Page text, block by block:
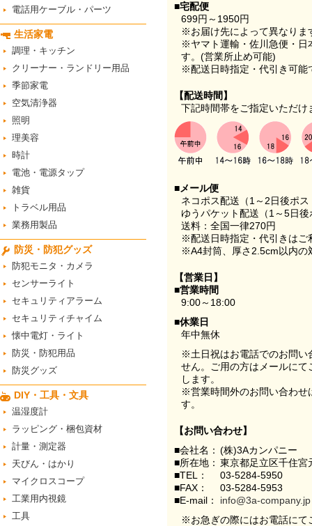
電話用ケーブル・パーツ
生活家電
調理・キッチン
クリーナー・ランドリー用品
季節家電
空気清浄器
照明
理美容
時計
電池・電源タップ
雑貨
トラベル用品
業務用製品
防災・防犯グッズ
防犯モニタ・カメラ
センサーライト
セキュリティアラーム
セキュリティチャイム
懐中電灯・ライト
防災・防犯用品
防災グッズ
DIY・工具・文具
温湿度計
ラッピング・梱包資材
計量・測定器
天びん・はかり
マイクロスコープ
工業用内視鏡
工具
■宅配便
699円～1950円
※お届け先によって異なりま
※ヤマト運輸・佐川急便・日
す。(営業所止め可能)
※配送日時指定・代引き可能
【配送時間】
下記時間帯をご指定いただけ
■メール便
ネコポス配送（1～2日後ポ
ゆうパケット配送（1～5日
送料：全国一律270円
※配送日時指定・代引きはご
※A4封筒、厚さ2.5cm以内の
【営業日】
■営業時間
9:00～18:00
■休業日
年中無休
※土日祝はお電話でのお問い
せん。ご用の方はメールに
します。
※営業時間外のお問い合わせ
す。
【お問い合わせ】
■会社名： (株)3Aカンパニー
■所在地： 東京都足立区千住
■TEL：
03-5284-5950
■FAX：
03-5284-5953
■E-mail：
info@3a-company.jp
※お急ぎの際にはお電話にて